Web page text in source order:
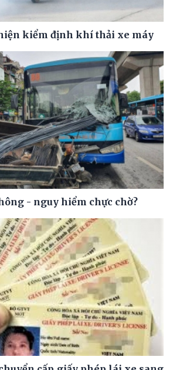
kiểm định khí thải xe máy
- nguy hiểm chực chờ?